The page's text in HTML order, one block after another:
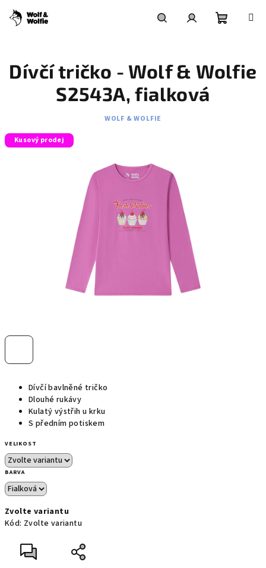
obsah
košík
Dívčí bavlněné tričko
Dlouhé rukávy
Kulatý výstřih u krku
S předním potiskem
VELIKOST
BARVA
Zvolte variantu
Kód: Zvolte variantu
Dívčí tričko - Wolf & Wolfie
S2543A, fialková
WOLF & WOLFIE
Kusový prodej